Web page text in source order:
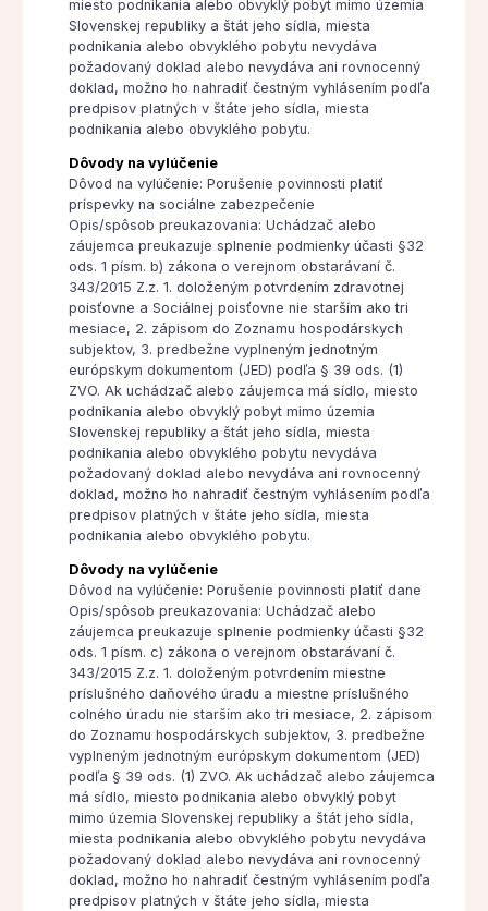
miesto podnikania alebo obvyklý pobyt mimo územia
Slovenskej republiky a štát jeho sídla, miesta
podnikania alebo obvyklého pobytu nevydáva
požadovaný doklad alebo nevydáva ani rovnocenný
doklad, možno ho nahradiť čestným vyhlásením podľa
predpisov platných v štáte jeho sídla, miesta
podnikania alebo obvyklého pobytu.
Dôvody na vylúčenie
Dôvod na vylúčenie: Porušenie povinnosti platiť
príspevky na sociálne zabezpečenie
Opis/spôsob preukazovania: Uchádzač alebo
záujemca preukazuje splnenie podmienky účasti §32
ods. 1 písm. b) zákona o verejnom obstarávaní č.
343/2015 Z.z. 1. doloženým potvrdením zdravotnej
poisťovne a Sociálnej poisťovne nie starším ako tri
mesiace, 2. zápisom do Zoznamu hospodárskych
subjektov, 3. predbežne vyplneným jednotným
európskym dokumentom (JED) podľa § 39 ods. (1)
ZVO. Ak uchádzač alebo záujemca má sídlo, miesto
podnikania alebo obvyklý pobyt mimo územia
Slovenskej republiky a štát jeho sídla, miesta
podnikania alebo obvyklého pobytu nevydáva
požadovaný doklad alebo nevydáva ani rovnocenný
doklad, možno ho nahradiť čestným vyhlásením podľa
predpisov platných v štáte jeho sídla, miesta
podnikania alebo obvyklého pobytu.
Dôvody na vylúčenie
Dôvod na vylúčenie: Porušenie povinnosti platiť dane
Opis/spôsob preukazovania: Uchádzač alebo
záujemca preukazuje splnenie podmienky účasti §32
ods. 1 písm. c) zákona o verejnom obstarávaní č.
343/2015 Z.z. 1. doloženým potvrdením miestne
príslušného daňového úradu a miestne príslušného
colného úradu nie starším ako tri mesiace, 2. zápisom
do Zoznamu hospodárskych subjektov, 3. predbežne
vyplneným jednotným európskym dokumentom (JED)
podľa § 39 ods. (1) ZVO. Ak uchádzač alebo záujemca
má sídlo, miesto podnikania alebo obvyklý pobyt
mimo územia Slovenskej republiky a štát jeho sídla,
miesta podnikania alebo obvyklého pobytu nevydáva
požadovaný doklad alebo nevydáva ani rovnocenný
doklad, možno ho nahradiť čestným vyhlásením podľa
predpisov platných v štáte jeho sídla, miesta